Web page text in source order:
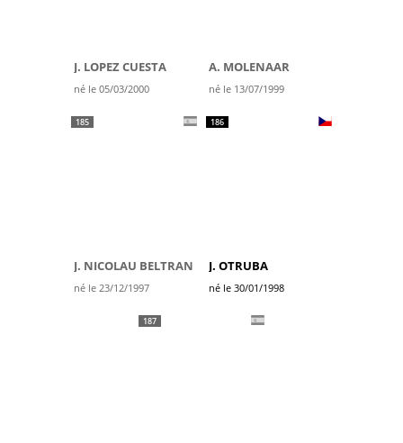
J. LOPEZ CUESTA
né le 05/03/2000
A. MOLENAAR
né le 13/07/1999
185
J. NICOLAU BELTRAN
né le 23/12/1997
186
J. OTRUBA
né le 30/01/1998
187